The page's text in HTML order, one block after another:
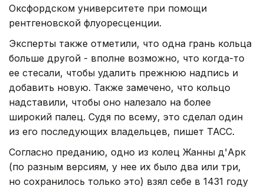
Оксфордском университете при помощи
рентгеновской флуоресценции.
Эксперты также отметили, что одна грань кольца
больше другой - вполне возможно, что когда-то
ее стесали, чтобы удалить прежнюю надпись и
добавить новую. Также замечено, что кольцо
надставили, чтобы оно налезало на более
широкий палец. Судя по всему, это сделал один
из его последующих владельцев, пишет ТАСС.
Согласно преданию, одно из колец Жанны д'Арк
(по разным версиям, у нее их было два или три,
но сохранилось только это) взял себе в 1431 году